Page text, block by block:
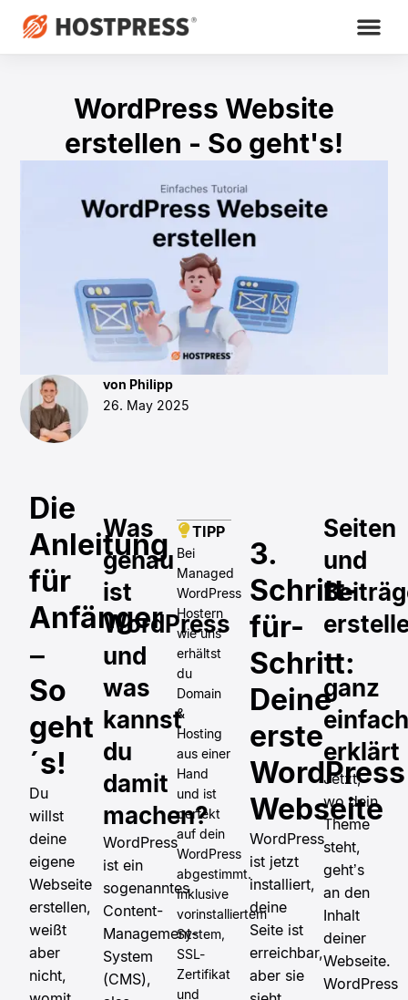
WordPress Website
erstellen - So geht's!
von Philipp
26. May 2025
Die
Anleitung
für
Anfänger
–
So
geht
´s!
Du
willst
deine
eigene
Webseite
erstellen,
weißt
aber
nicht,
Was
genau
ist
WordPress
und
was
kannst
du
damit
machen?
WordPress
ist ein
sogenanntes
Content-
Management-
System
(CMS),
TIPP
Bei
Managed
WordPress
Hostern
wie uns
erhältst
du
Domain
&
Hosting
aus einer
Hand
und ist
perfekt
auf dein
WordPress
abgestimmt.
Inklusive
vorinstalliertem
System,
SSL-
Zertifikat
und
3.
Schritt-
für-
Schritt:
Deine
erste
WordPress
Webseite
WordPress
ist jetzt
installiert,
deine
Seite ist
erreichbar,
aber sie
Seiten
und
–
ganz
einfach
erklärt
Jetzt,
wo dein
Theme
steht,
geht’s
an den
Inhalt
deiner
Webseite.
WordPress